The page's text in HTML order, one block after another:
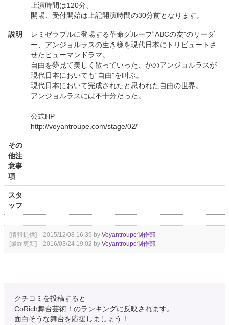
上演時間は120分、
開場、受付開始は上記開演時間の30分前となります。
説明
レミゼラブルに登場する革命グループ“ABCの友”のリーダ
ー、アンジョルラスの生き様を現代日本にトリビュートさ
せたヒューマンドラマ。
自由を夢見て美しく散っていった、かのアンジョルラスが
現代日本においても“自由”を叫ぶ。
現代日本において完成されたと思われた自由の世界。
アンジョルラスには不十分だった。
公式HP
http://voyantroupe.com/stage/02/
その
他注
意事
項
スタ
ッフ
[情報提供] 2015/12/08 16:39 by Voyantroupe制作部
[最終更新] 2016/03/24 19:02 by Voyantroupe制作部
クチコミを投稿すると
CoRich舞台芸術！のランキングに反映されます。
面白そうな舞台を応援しましょう！